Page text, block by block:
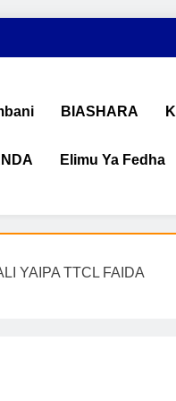
na
ujasiriamali Tanzania.
BIASHARA
Elimu Ya Fedha
YAIPA TTCL FAIDA